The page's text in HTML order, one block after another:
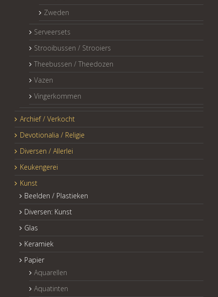
Zweden
Serveersets
Strooibussen / Strooiers
Theebussen / Theedozen
Vazen
Vingerkommen
Archief / Verkocht
Devotionalia / Religie
Diversen / Allerlei
Keukengerei
Kunst
Beelden / Plastieken
Diversen: Kunst
Glas
Keramiek
Papier
Aquarellen
Aquatinten